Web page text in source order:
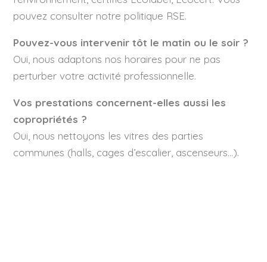
pouvez consulter notre politique RSE.
Pouvez-vous intervenir tôt le matin ou le soir ?
Oui, nous adaptons nos horaires pour ne pas
perturber votre activité professionnelle.
Vos prestations concernent-elles aussi les
copropriétés ?
Oui, nous nettoyons les vitres des parties
communes (halls, cages d’escalier, ascenseurs…).